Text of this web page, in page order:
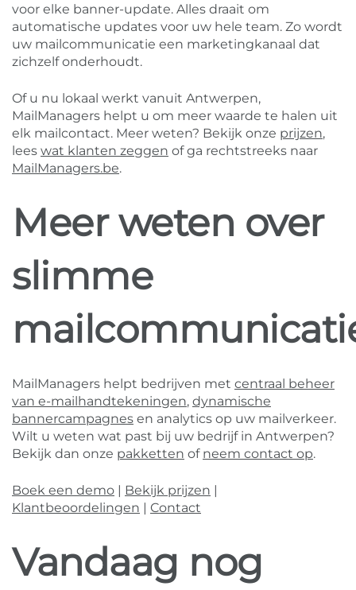
voor elke banner-update. Alles draait om
automatische updates voor uw hele team. Zo wordt
uw mailcommunicatie een marketingkanaal dat
zichzelf onderhoudt.
Of u nu lokaal werkt vanuit Antwerpen,
MailManagers helpt u om meer waarde te halen uit
elk mailcontact. Meer weten? Bekijk onze prijzen,
lees wat klanten zeggen of ga rechtstreeks naar
MailManagers.be.
Meer weten over
slimme
MailManagers helpt bedrijven met centraal beheer
van e-mailhandtekeningen, dynamische
bannercampagnes en analytics op uw mailverkeer.
Wilt u weten wat past bij uw bedrijf in Antwerpen?
Bekijk dan onze pakketten of neem contact op.
Boek een demo | Bekijk prijzen |
Klantbeoordelingen | Contact
Vandaag nog